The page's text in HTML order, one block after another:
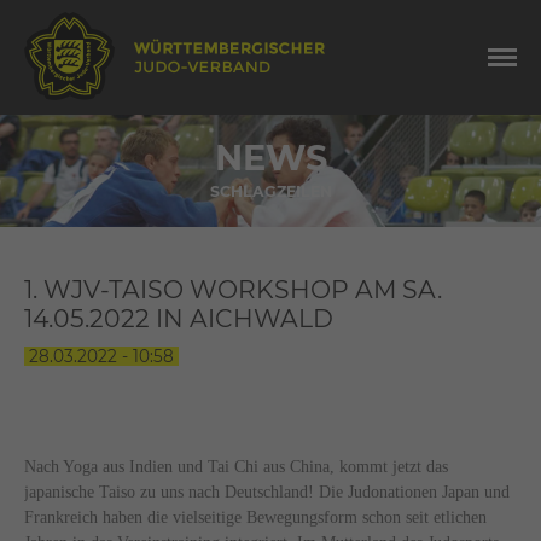
NEWS
SCHLAGZEILEN
1. WJV-TAISO WORKSHOP AM SA.
14.05.2022 IN AICHWALD
28.03.2022 - 10:58
Nach Yoga aus Indien und Tai Chi aus China, kommt jetzt das
japanische Taiso zu uns nach Deutschland! Die Judonationen Japan und
Frankreich haben die vielseitige Bewegungsform schon seit etlichen